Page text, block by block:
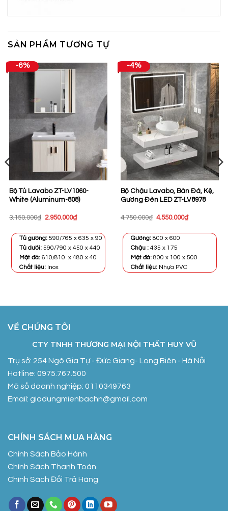
SẢN PHẨM TƯƠNG TỰ
-6%
Bộ Tủ Lavabo ZT-LV1060-
White (Aluminum-808)
3.150.000₫ Giá
3.150.000₫.
2.950.000₫Giá
là:
Tủ gương:590/765 x 635 x 90
Tủ dưới: 590/790 x 450 x 440
Mặt đá: 610/810 x 480 x 40
Chất liệu: Inox
-4%
Bộ Chậu Lavabo, Bàn Đá, Kệ,
Gương Đèn LED ZT-LV8978
4.750.000₫ Giá
4.750.000₫.
4.550.000₫Giá
Gương:800 x 600
Chậu :435 x 175
Mặt đá: 800 x 100 x 500
Chất liệu: Nhựa PVC
VỀ CHÚNG TÔI
CTY TNHH THƯƠNG MẠI NỘI THẤT HUY VŨ
Trụ sở: 254 Ngô Gia Tự - Đức Giang- Long Biên - Hà Nội
Hotline: 0975.767.500
Mã số doanh nghiệp: 0110349763
Email: giadungmienbachn@gmail.com
CHÍNH SÁCH MUA HÀNG
Chính Sách Bảo Hành
Chính Sách Thanh Toán
Chính Sách Đổi Trả Hàng